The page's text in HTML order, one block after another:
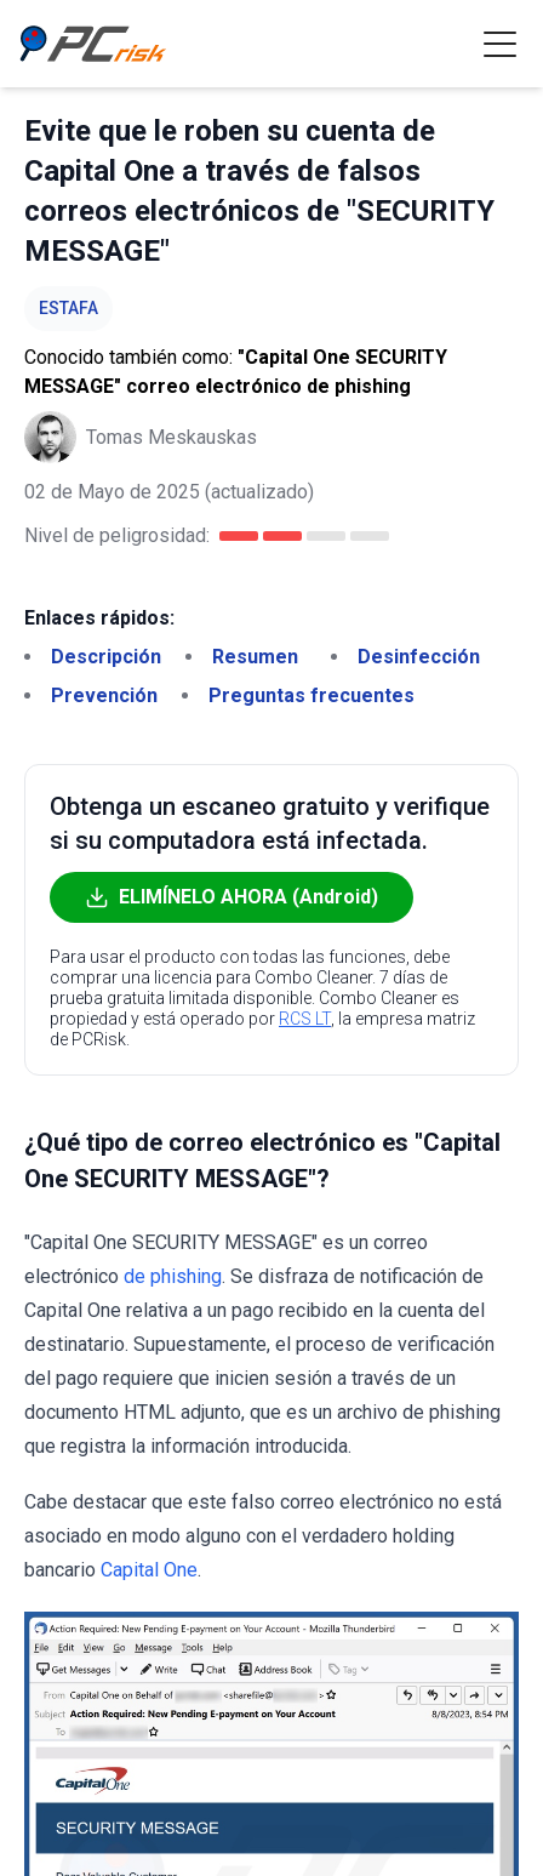
Evite que le roben su cuenta de
Capital One a través de falsos
correos electrónicos de "SECURITY
MESSAGE"
ESTAFA
Conocido también como: "Capital One SECURITY
MESSAGE" correo electrónico de phishing
Tomas Meskauskas
02 de Mayo de 2025 (actualizado)
Nivel de peligrosidad:
Enlaces rápidos:
Descripción
Resumen
Desinfección
Prevención
Preguntas frecuentes
Obtenga un escaneo gratuito y verifique
si su computadora está infectada.
ELIMÍNELO AHORA (Android)
Para usar el producto con todas las funciones, debe
comprar una licencia para Combo Cleaner. 7 días de
prueba gratuita limitada disponible. Combo Cleaner es
propiedad y está operado por RCS LT, la empresa matriz
de PCRisk.
¿Qué tipo de correo electrónico es "Capital
One SECURITY MESSAGE"?
"Capital One SECURITY MESSAGE" es un correo
electrónico de phishing. Se disfraza de notificación de
Capital One relativa a un pago recibido en la cuenta del
destinatario. Supuestamente, el proceso de verificación
del pago requiere que inicien sesión a través de un
documento HTML adjunto, que es un archivo de phishing
que registra la información introducida.
Cabe destacar que este falso correo electrónico no está
asociado en modo alguno con el verdadero holding
bancario Capital One.